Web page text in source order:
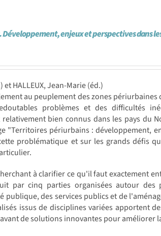
enjeux et perspectives dans
et HALLEUX, Jean-Marie (éd.)
au peuplement des zones
problèmes et des difficultés
bien connus dans les pays du
"Territoires périurbains : développement,
problématique et sur les grands défis
à clarifier ce qu'il faut exactement
par cinq parties organisées autour des
publique, des services publics et de
issus de disciplines variées apportent
de solutions innovantes pour améliorer